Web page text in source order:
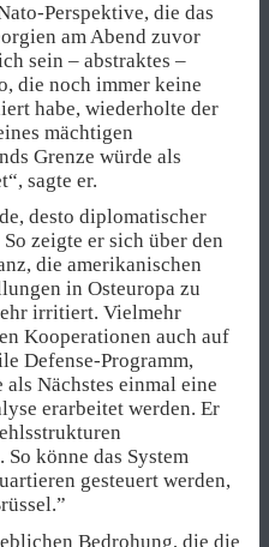
Perspektive, die das
am Abend zuvor
sein – abstraktes –
die noch immer keine
habe, wiederholte der
mächtigen
Grenze würde als
sagte er.
desto diplomatischer
zeigte er sich über den
die amerikanischen
in Osteuropa zu
irritiert. Vielmehr
Kooperationen auch auf
Defense-Programm,
Nächstes einmal eine
erarbeitet werden. Er
könne das System
gesteuert werden,
Bedrohung, die die